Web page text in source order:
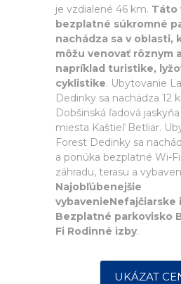
je vzdialené 46 km. Táto
bezplatné súkromné
nachádza sa v oblasti,
môžu venovať rôznym
napríklad turistike,
cyklistike. Ubytovanie
Dedinky sa nachádza 12
Dobšinská ľadová
miesta Kaštieľ Betliar.
Forest Dedinky sa
a ponúka bezplatné Wi-
záhradu, terasu a
Najobľúbenejšie
vybavenieNefajčiarske
Bezplatné parkovisko
Fi Rodinné izby.
UKÁZAT